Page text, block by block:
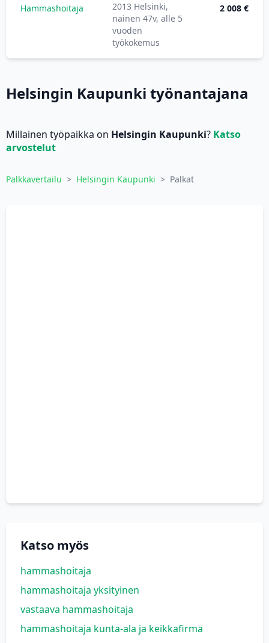
Hammashoitaja
2013 Helsinki,
nainen 47v, alle 5
vuoden
työkokemus
2 008 €
Helsingin Kaupunki työnantajana
Millainen työpaikka on Helsingin Kaupunki? Katso
arvostelut
Palkkavertailu > Helsingin Kaupunki > Palkat
Katso myös
hammashoitaja
hammashoitaja yksityinen
vastaava hammashoitaja
hammashoitaja kunta-ala ja keikkafirma